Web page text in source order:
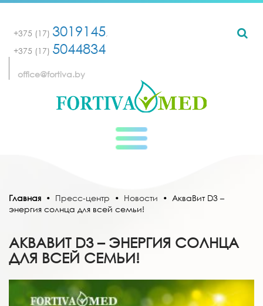
+375 (17) 3019145,
+375 (17) 5044834
office@fortiva.by
Главная • Пресс-центр • Новости • АкваВит D3 –
энергия солнца для всей семьи!
АКВАВИТ D3 – ЭНЕРГИЯ СОЛНЦА
ДЛЯ ВСЕЙ СЕМЬИ!